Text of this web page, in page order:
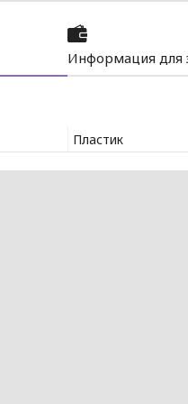
Информация для
Пластик